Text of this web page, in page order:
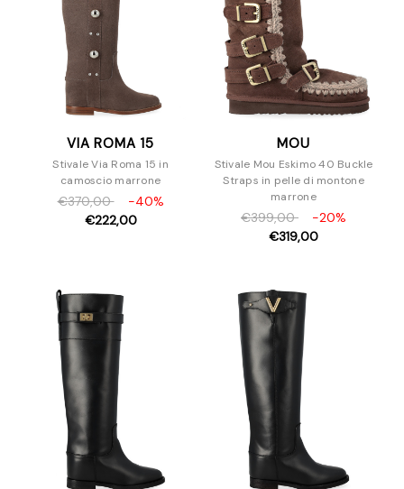
VIA ROMA 15
Stivale Via Roma 15 in
camoscio marrone
€370,00
-40%
€222,00
MOU
Stivale Mou Eskimo 40 Buckle
Straps in pelle di montone
marrone
€399,00
-20%
€319,00